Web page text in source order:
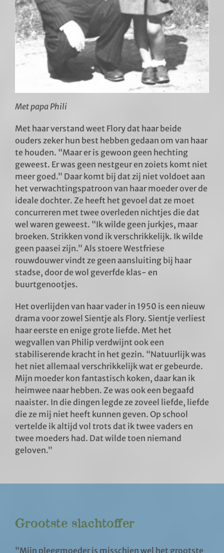
Met papa Phili
Met haar verstand weet Flory dat haar beide
ouders zeker hun best hebben gedaan om van haar
te houden. “Maar er is gewoon geen hechting
geweest. Er was geen nestgeur en zoiets komt niet
meer goed.” Daar komt bij dat zij niet voldoet aan
het verwachtingspatroon van haar moeder over de
ideale dochter. Ze heeft het gevoel dat ze moet
concurreren met twee overleden nichtjes die dat
wel waren geweest. “Ik wilde geen jurkjes, maar
broeken. Strikken vond ik verschrikkelijk. Ik wilde
geen paasei zijn.” Als stoere Westfriese
rouwdouwer vindt ze geen aansluiting bij haar
stadse, door de wol geverfde klas- en
buurtgenootjes.
Het overlijden van haar vader in 1950 is een nieuw
drama voor zowel Sientje als Flory. Sientje verliest
haar eerste en enige grote liefde. Met het
wegvallen van Philip verdwijnt ook een
stabiliserende kracht in het gezin. “Natuurlijk was
het niet allemaal verschrikkelijk wat er gebeurde.
Mijn moeder kon fantastisch koken, daar kan ik
heimwee naar hebben. Ze was ook een begaafd
naaister. In die dingen legde ze zoveel liefde, liefde
die ze mij niet heeft kunnen geven. Op school
vertelde ik altijd vol trots dat ik twee vaders en
twee moeders had. Dat wilde toen niemand
geloven.”
Grootste slachtoffer
“Mijn pleegmoeder is misschien wel het grootste